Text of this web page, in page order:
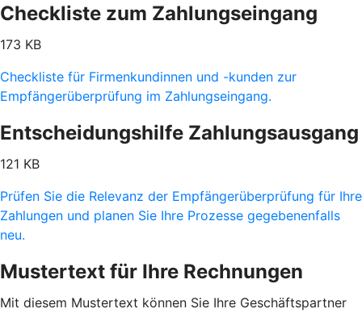
Checkliste zum Zahlungseingang
173 KB
Checkliste für Firmenkundinnen und -kunden zur
Empfängerüberprüfung im Zahlungseingang.
Entscheidungshilfe Zahlungsausgang
121 KB
Prüfen Sie die Relevanz der Empfängerüberprüfung für Ihre
Zahlungen und planen Sie Ihre Prozesse gegebenenfalls
neu.
Mustertext für Ihre Rechnungen
Mit diesem Mustertext können Sie Ihre Geschäftspartner